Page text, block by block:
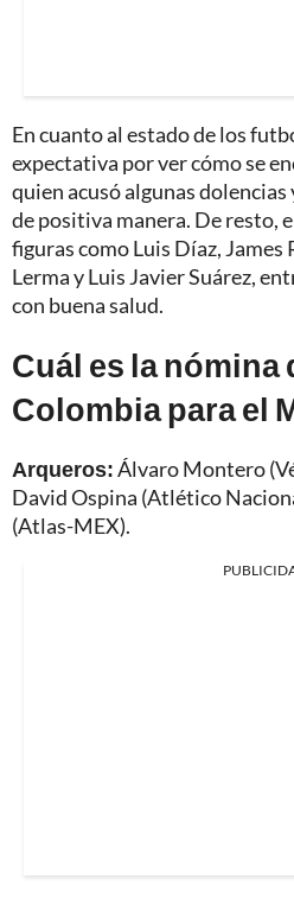
En cuanto al estado de los
expectativa por ver cómo se
quien acusó algunas
de positiva manera. De resto,
figuras como Luis Díaz, James
Lerma y Luis Javier Suárez,
con buena salud.
Cuál es la nómina
Colombia para el
Arqueros:Álvaro Montero
David Ospina (Atlético
(Atlas-MEX).